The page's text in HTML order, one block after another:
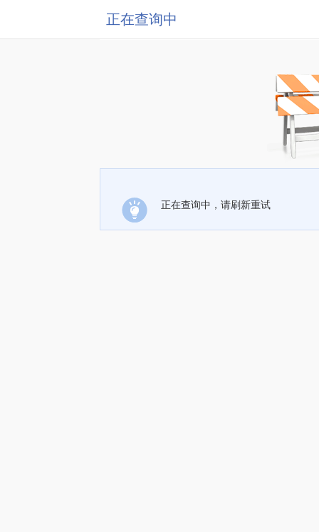
正在查询中
正在查询中，请刷新重试